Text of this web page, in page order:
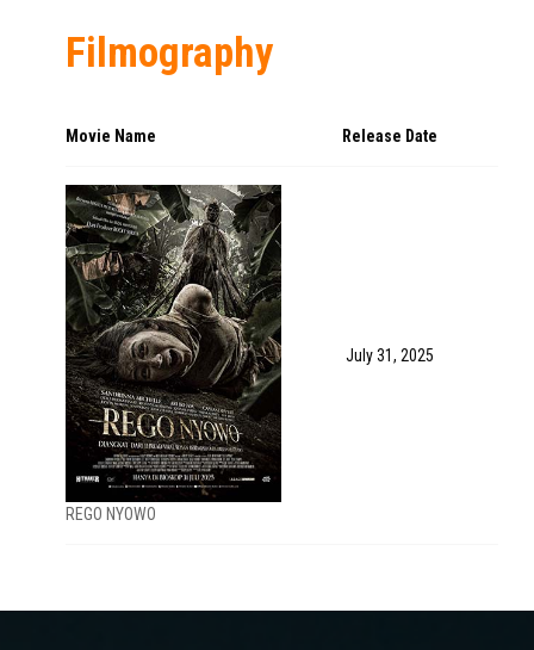
Filmography
Movie Name Release Date
REGO NYOWO
July 31, 2025